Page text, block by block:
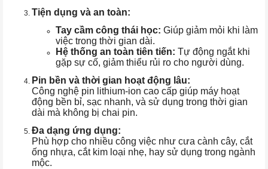
Tiện dụng và an toàn:
Tay cầm công thái học: Giúp giảm mỏi khi làm
việc trong thời gian dài.
Hệ thống an toàn tiên tiến: Tự động ngắt khi
gặp sự cố, giảm thiểu rủi ro cho người dùng.
Pin bền và thời gian hoạt động lâu:
Công nghệ pin lithium-ion cao cấp giúp máy hoạt
động bền bỉ, sạc nhanh, và sử dụng trong thời gian
dài mà không bị chai pin.
Đa dạng ứng dụng:
Phù hợp cho nhiều công việc như cưa cành cây, cắt
ống nhựa, cắt kim loại nhẹ, hay sử dụng trong ngành
mộc.